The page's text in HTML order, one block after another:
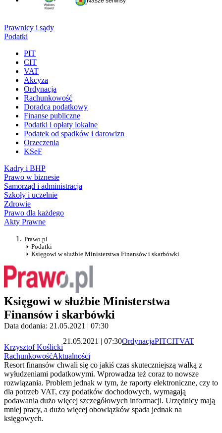
Prawnicy i sądy
Podatki
PIT
CIT
VAT
Akcyza
Ordynacja
Rachunkowość
Doradca podatkowy
Finanse publiczne
Podatki i opłaty lokalne
Podatek od spadków i darowizn
Orzeczenia
KSeF
Kadry i BHP
Prawo w biznesie
Samorząd i administracja
Szkoły i uczelnie
Zdrowie
Prawo dla każdego
Akty Prawne
Prawo.pl
Podatki
Księgowi w służbie Ministerstwa Finansów i skarbówki
Księgowi w służbie Ministerstwa
Finansów i skarbówki
Data dodania: 21.05.2021 | 07:30
Krzysztof Koślicki
21.05.2021 | 07:30OrdynacjaPITCITVAT
RachunkowośćAktualności
Resort finansów chwali się co jakiś czas skuteczniejszą walką z
wyłudzeniami podatkowymi. Wprowadza też coraz to nowsze
rozwiązania. Problem jednak w tym, że raporty elektroniczne, czy to
dla potrzeb VAT, czy podatków dochodowych, wymagają
podawania dużo więcej szczegółowych informacji. Urzędnicy mają
mniej pracy, a dużo więcej obowiązków spada jednak na
księgowych.